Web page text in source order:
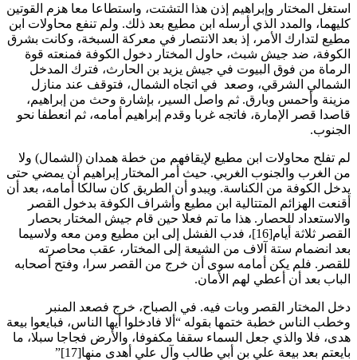
استغل المختار وإبراهيم إذن هذا التشتت، واستطاعا معا هزم القوتين
كليهما، والمدد الذي أرسله ابن مطيع بعد ذلك. ولم تنفع محاولات ابن
مطيع لتدارك الأمر، إذ بعد الانتصار في معركة السبخة، وكانت بشرق
الكوفة، ضد جيش شبث، حاول المختار دخول الكوفة فمنعته قوة
الرماة من فوق البيوت في جيش يزيد بن الحارث، فترك المدخل
الشمالي الشرقي، وصعد في اتجاه الشمال، فتوقف عند منازل
مزينة وأحمس وبارق. ثم واصل السير، بإشارة وحث من إبراهيم،
قاصدا قصر الإمارة، فاتجه غربا وقدم إبراهيم أمامه، ثم انعطفا نحو
الجنوب.
لم تفلح محاولات ابن مطيع لإيقافهم من خطة همدان (الشمال) ولا
من الغرب والجنوب الغربي. حيث أمر المختار إبراهيم أن يمضي حتى
يدخل الكوفة من الكناسة. ويبدو أن الطريق كان سالكا أمامه، بعد أن
أقنعت الهزائم المتتالية ابن مطيع وأشراف الكوفة بدخول القصر
والاستعداد للحصار. هذا ما تم فعلا حين قام جيش المختار بحصار
القصر ثلاثة أيام[16]، فدب الفشل إلى ابن مطيع ومن معه ولاسيما
بعد انضمام ستة آلاف من الشيعة إلى المختار، عقب محاصرته
للقصر. فلم يكن أمامه سوى أن خرج من القصر سرا، وفتح أصحابه
الباب بعد أن أعطي لهم الأمان.
دخل المختار القصر وبات فيه. في الصباح، خرج فصعد المنبر
وخطب الناس خطبة ختمها بقوله “ألا فادخلوا أيها الناس، فبايعوا بيعة
هدى، فلا والذي جعل السماء سقفا مكفوفا، والأرض فجاجا سبلا، ما
بايعتم بعد بيعة علي بن أبي طالب وآل علي أهدى منها”[17]